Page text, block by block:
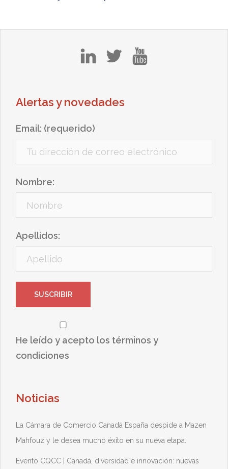
Alertas y novedades
Email: (requerido)
Nombre:
Apellidos:
He leído y acepto los términos y
condiciones
Noticias
La Cámara de Comercio Canadá España despide a Mazen
Mahfouz y le desea mucho éxito en su nueva etapa.
Evento CQCC | Canadá, diversidad e innovación: nuevas